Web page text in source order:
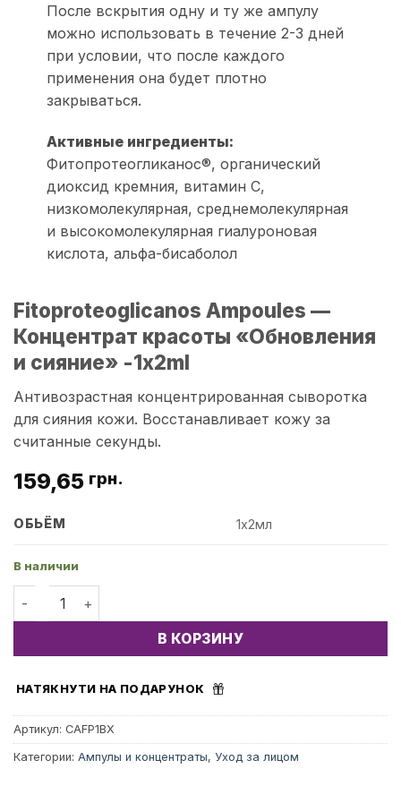
После вскрытия одну и ту же ампулу
можно использовать в течение 2-3 дней
при условии, что после каждого
применения она будет плотно
закрываться.
Активные ингредиенты:
Фитопротеогликанос®, органический
диоксид кремния, витамин С,
низкомолекулярная, среднемолекулярная
и высокомолекулярная гиалуроновая
кислота, альфа-бисаболол
Fitoproteoglicanos Ampoules —
Концентрат красоты «Обновления
и сияние» -1x2ml
Антивозрастная концентрированная сыворотка
для сияния кожи. Восстанавливает кожу за
считанные секунды.
159,65 грн.
ОБЬЁМ 1х2мл
В наличии
Количество товара Fitoproteoglicanos Ampoules -
В КОРЗИНУ
НАТЯКНУТИ НА ПОДАРУНОК
Артикул: CAFP1BX
Категории: Ампулы и концентраты, Уход за лицом